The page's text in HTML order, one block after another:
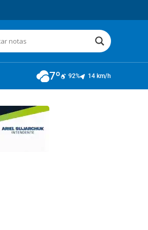
7º 92% 14 km/h